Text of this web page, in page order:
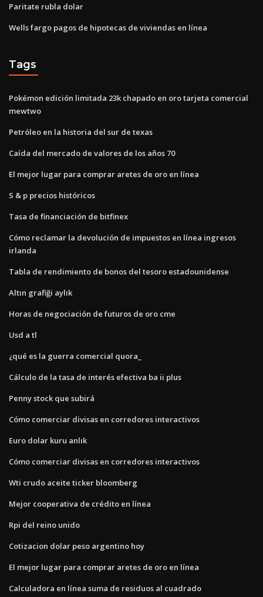
Paritate rubla dolar
Wells fargo pagos de hipotecas de viviendas en línea
Tags
Pokémon edición limitada 23k chapado en oro tarjeta comercial
mewtwo
Petróleo en la historia del sur de texas
Caída del mercado de valores de los años 70
El mejor lugar para comprar aretes de oro en línea
S & p precios históricos
Tasa de financiación de bitfinex
Cómo reclamar la devolución de impuestos en línea ingresos
irlanda
Tabla de rendimiento de bonos del tesoro estadounidense
Altın grafiği aylık
Horas de negociación de futuros de oro cme
Usd a tl
¿qué es la guerra comercial quora_
Cálculo de la tasa de interés efectiva ba ii plus
Penny stock que subirá
Cómo comerciar divisas en corredores interactivos
Euro dolar kuru anlık
Cómo comerciar divisas en corredores interactivos
Wti crudo aceite ticker bloomberg
Mejor cooperativa de crédito en línea
Rpi del reino unido
Cotizacion dolar peso argentino hoy
El mejor lugar para comprar aretes de oro en línea
Calculadora en línea suma de residuos al cuadrado